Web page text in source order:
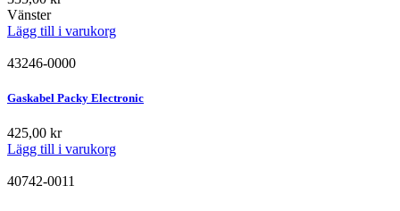
Vänster
Lägg till i varukorg
43246-0000
Gaskabel Packy Electronic
425,00 kr
Lägg till i varukorg
40742-0011